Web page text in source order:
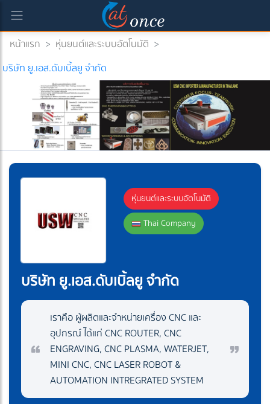
หน้าแรก > หุ่นยนต์และระบบอัตโนมัติ >
บริษัท ยู.เอส.ดับเบิ้ลยู จำกัด
หุ่นยนต์และระบบอัตโนมัติ
Thai Company
บริษัท ยู.เอส.ดับเบิ้ลยู จำกัด
เราคือ ผู้ผลิตและจำหน่ายเครื่อง CNC และ
อุปกรณ์ ได้แก่ CNC ROUTER, CNC
ENGRAVING, CNC PLASMA, WATERJET,
MINI CNC, CNC LASER ROBOT &
AUTOMATION INTREGRATED SYSTEM